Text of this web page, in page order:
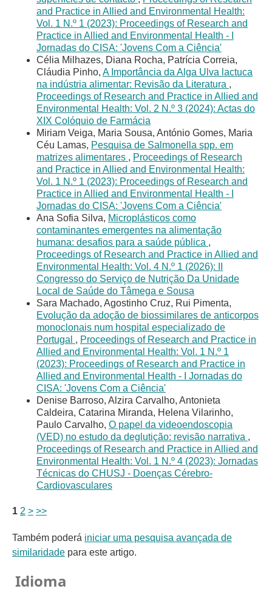
and Practice in Allied and Environmental Health:
Vol. 1 N.º 1 (2023): Proceedings of Research and
Practice in Allied and Environmental Health - I
Jornadas do CISA: 'Jovens Com a Ciência'
Célia Milhazes, Diana Rocha, Patrícia Correia,
Cláudia Pinho, A Importância da Alga Ulva lactuca
na indústria alimentar: Revisão da Literatura ,
Proceedings of Research and Practice in Allied and
Environmental Health: Vol. 2 N.º 3 (2024): Actas do
XIX Colóquio de Farmácia
Miriam Veiga, Maria Sousa, António Gomes, Maria
Céu Lamas, Pesquisa de Salmonella spp. em
matrizes alimentares , Proceedings of Research
and Practice in Allied and Environmental Health:
Vol. 1 N.º 1 (2023): Proceedings of Research and
Practice in Allied and Environmental Health - I
Jornadas do CISA: 'Jovens Com a Ciência'
Ana Sofia Silva, Microplásticos como
contaminantes emergentes na alimentação
humana: desafios para a saúde pública ,
Proceedings of Research and Practice in Allied and
Environmental Health: Vol. 4 N.º 1 (2026): II
Congresso do Serviço de Nutrição Da Unidade
Local de Saúde do Tâmega e Sousa
Sara Machado, Agostinho Cruz, Rui Pimenta,
Evolução da adoção de biossimilares de anticorpos
monoclonais num hospital especializado de
Portugal , Proceedings of Research and Practice in
Allied and Environmental Health: Vol. 1 N.º 1
(2023): Proceedings of Research and Practice in
Allied and Environmental Health - I Jornadas do
CISA: 'Jovens Com a Ciência'
Denise Barroso, Alzira Carvalho, Antonieta
Caldeira, Catarina Miranda, Helena Vilarinho,
Paulo Carvalho, O papel da videoendoscopia
(VED) no estudo da deglutição: revisão narrativa ,
Proceedings of Research and Practice in Allied and
Environmental Health: Vol. 1 N.º 4 (2023): Jornadas
Técnicas do CHUSJ - Doenças Cérebro-
Cardiovasculares
1 2 > >>
Também poderá iniciar uma pesquisa avançada de
similaridadepara este artigo.
Idioma